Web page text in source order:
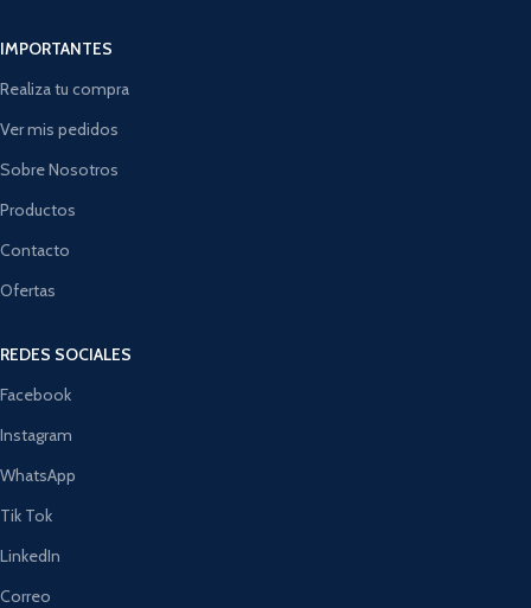
IMPORTANTES
Realiza tu compra
Ver mis pedidos
Sobre Nosotros
Productos
Contacto
Ofertas
REDES SOCIALES
Facebook
Instagram
WhatsApp
Tik Tok
LinkedIn
Correo